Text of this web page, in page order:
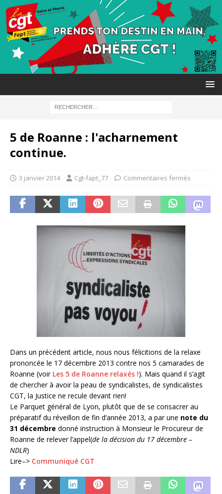
5 de Roanne : l'acharnement
continue.
3 janvier 2014 Cgt-fapt_77 Commentaires fermés
Dans un précédent article, nous nous félicitions de la relaxe
prononcée le 17 décembre 2013 contre nos 5 camarades de
Roanne (voir Les 5 de Roanne relaxés !). Mais quand il s’agit
de chercher à avoir la peau de syndicalistes, de syndicalistes
CGT, la Justice ne recule devant rien!
Le Parquet général de Lyon, plutôt que de se consacrer au
préparatif du réveillon de fin d’année 2013, a par une note du
31 décembre donné instruction à Monsieur le Procureur de
Roanne de relever l’appel(de la décision du 17 décembre –
NDLR)
Lire–> Communiqué CGT